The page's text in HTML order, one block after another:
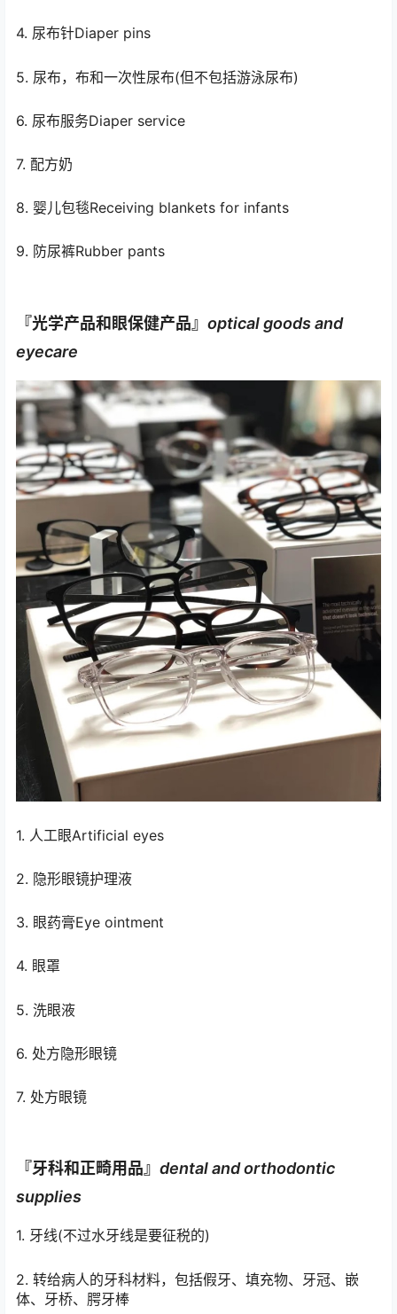
4. 尿布针Diaper pins
5. 尿布，布和一次性尿布(但不包括游泳尿布)
6. 尿布服务Diaper service
7. 配方奶
8. 婴儿包毯Receiving blankets for infants
9. 防尿裤Rubber pants
『光学产品和眼保健产品』 optical goods and
eyecare
1. 人工眼Artificial eyes
2. 隐形眼镜护理液
3. 眼药膏Eye ointment
4. 眼罩
5. 洗眼液
6. 处方隐形眼镜
7. 处方眼镜
『牙科和正畸用品』 dental and orthodontic
supplies
1. 牙线(不过水牙线是要征税的)
2. 转给病人的牙科材料，包括假牙、填充物、牙冠、嵌
体、牙桥、腭牙棒